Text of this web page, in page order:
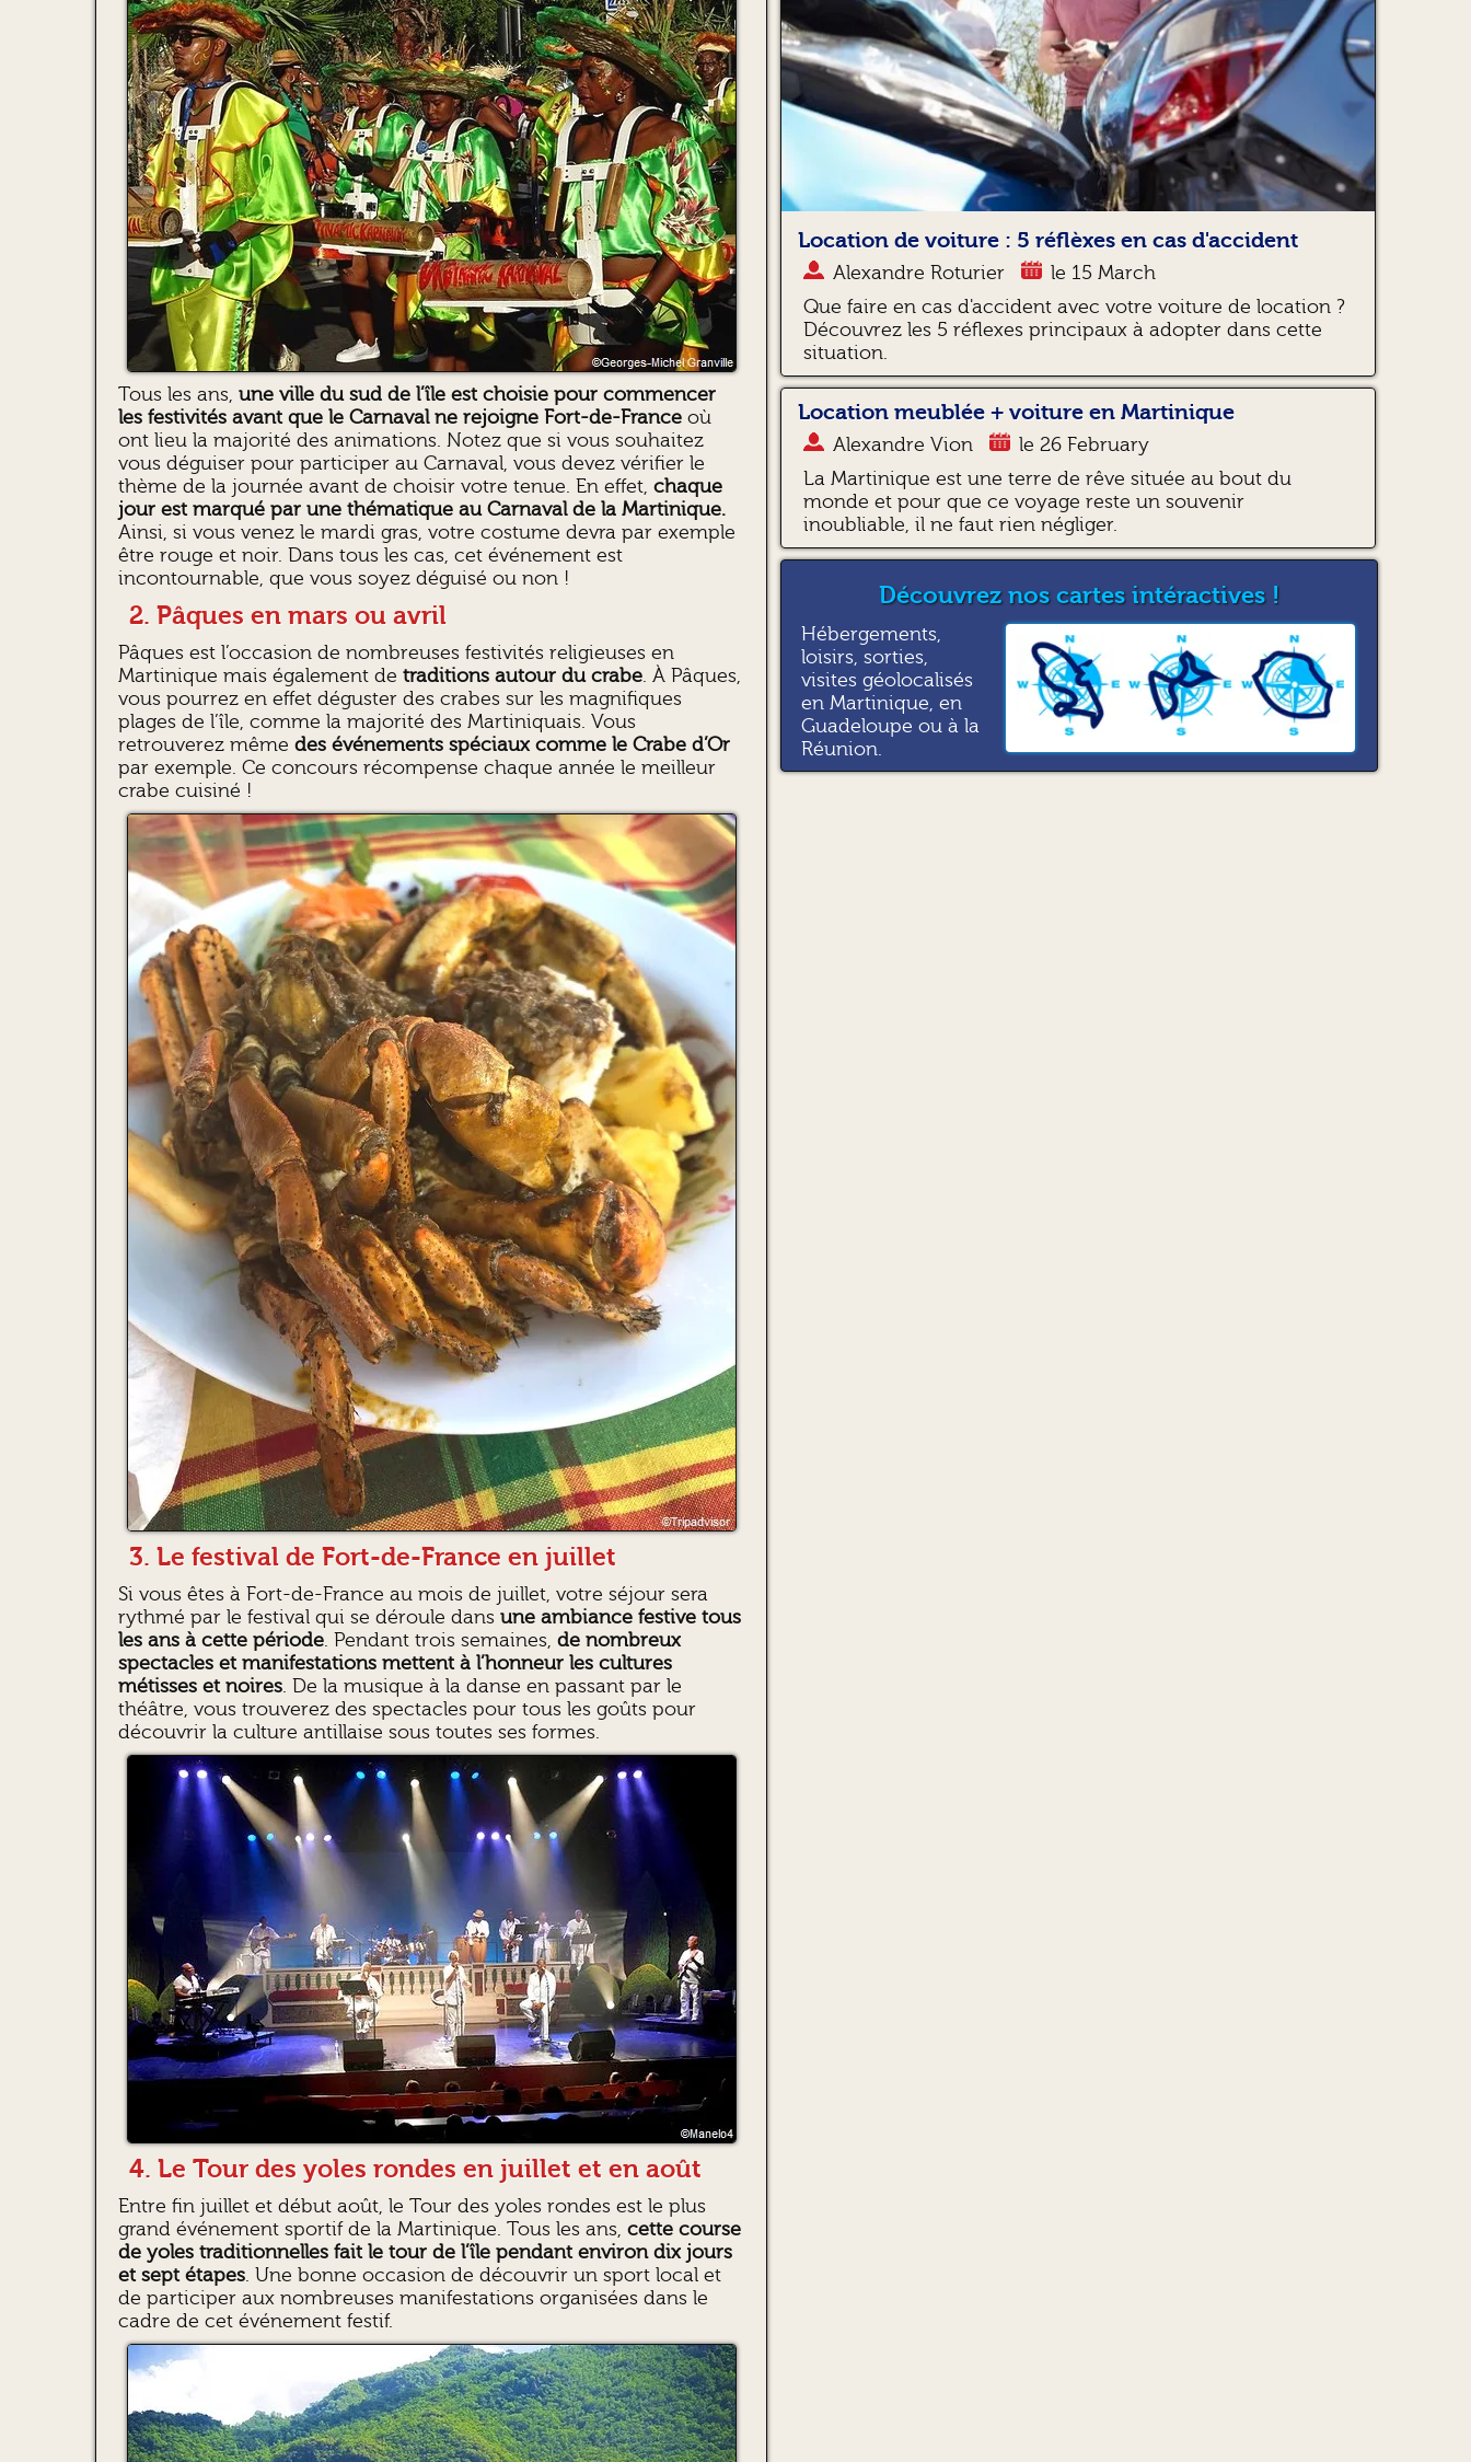
Tous les ans, une ville du sud de l’île est choisie pour commencer
les festivités avant que le Carnaval ne rejoigne Fort-de-France où
ont lieu la majorité des animations. Notez que si vous souhaitez
vous déguiser pour participer au Carnaval, vous devez vérifier le
thème de la journée avant de choisir votre tenue. En effet, chaque
jour est marqué par une thématique au Carnaval de la Martinique.
Ainsi, si vous venez le mardi gras, votre costume devra par exemple
être rouge et noir. Dans tous les cas, cet événement est
incontournable, que vous soyez déguisé ou non !
2. Pâques en mars ou avril
Pâques est l’occasion de nombreuses festivités religieuses en
Martinique mais également de traditions autour du crabe. À Pâques,
vous pourrez en effet déguster des crabes sur les magnifiques
plages de l’île, comme la majorité des Martiniquais. Vous
retrouverez même des événements spéciaux comme le Crabe d’Or
par exemple. Ce concours récompense chaque année le meilleur
crabe cuisiné !
3. Le festival de Fort-de-France en juillet
Si vous êtes à Fort-de-France au mois de juillet, votre séjour sera
rythmé par le festival qui se déroule dans une ambiance festive tous
les ans à cette période. Pendant trois semaines, de nombreux
spectacles et manifestations mettent à l’honneur les cultures
métisses et noires. De la musique à la danse en passant par le
théâtre, vous trouverez des spectacles pour tous les goûts pour
découvrir la culture antillaise sous toutes ses formes.
4. Le Tour des yoles rondes en juillet et en août
Entre fin juillet et début août, le Tour des yoles rondes est le plus
grand événement sportif de la Martinique. Tous les ans, cette course
de yoles traditionnelles fait le tour de l’île pendant environ dix jours
et sept étapes. Une bonne occasion de découvrir un sport local et
de participer aux nombreuses manifestations organisées dans le
cadre de cet événement festif.
Location de voiture : 5 réflèxes en cas d'accident
Alexandre Roturier
le 15 March
Que faire en cas d'accident avec votre voiture de location ?
Découvrez les 5 réflexes principaux à adopter dans cette
situation.
Location meublée + voiture en Martinique
Alexandre Vion
le 26 February
La Martinique est une terre de rêve située au bout du
monde et pour que ce voyage reste un souvenir
inoubliable, il ne faut rien négliger.
Découvrez nos cartes intéractives !
Hébergements,
loisirs, sorties,
visites géolocalisés
en Martinique, en
Guadeloupe ou à la
Réunion.